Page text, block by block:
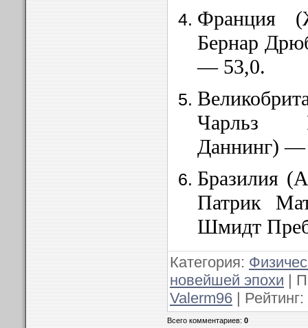
Франция
Бернар
— 53,0.
Чарльз
Даннинг) —
Бразилия
Патрик
Шмидт
Категория:
новейшей эпохи |
Valerm96 | Рейтинг:
Всего комментариев:0